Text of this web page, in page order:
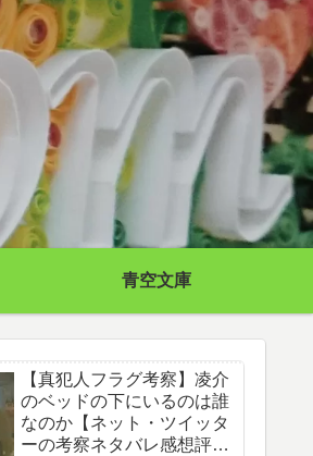
青空文庫
【真犯人フラグ考察】凌介
のベッドの下にいるのは誰
なのか【ネット・ツイッタ
ーの考察ネタバレ感想評価